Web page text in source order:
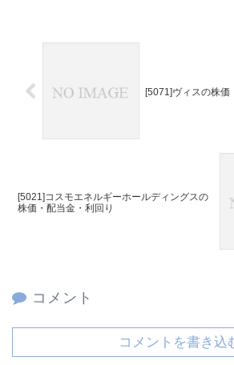
[5071]ヴィスの株価
[5021]コスモエネルギーホールディングスの
株価・配当金・利回り
コメント
コメントを書き込